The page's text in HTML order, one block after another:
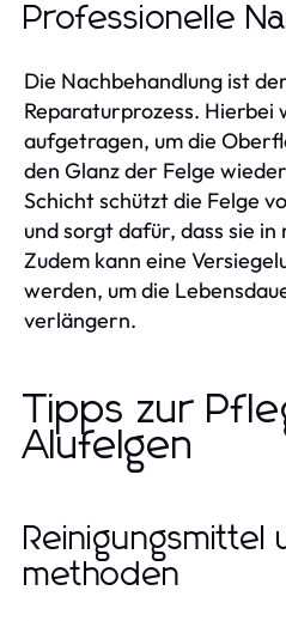
Professionelle
Die Nachbehandlung ist
Reparaturprozess. Hierbei
aufgetragen, um die
den Glanz der Felge
Schicht schützt die Felge
und sorgt dafür, dass sie
Zudem kann eine
werden, um die
verlängern.
Tipps zur
Alufelgen
Reinigungsmittel
methoden